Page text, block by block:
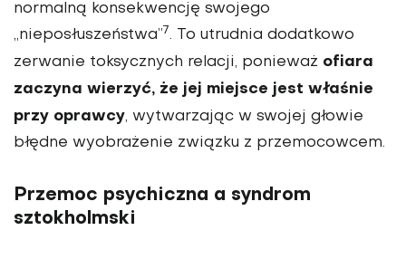
normalną konsekwencję swojego
„nieposłuszeństwa”7. To utrudnia dodatkowo
zerwanie toksycznych relacji, ponieważ ofiara
zaczyna wierzyć, że jej miejsce jest właśnie
przy oprawcy, wytwarzając w swojej głowie
błędne wyobrażenie związku z przemocowcem.
Przemoc psychiczna a syndrom
sztokholmski